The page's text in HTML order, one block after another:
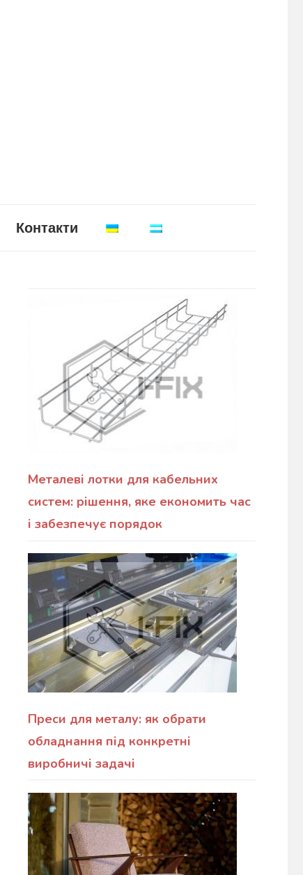
Контакти
Металеві лотки для кабельних
систем: рішення, яке економить час
і забезпечує порядок
Преси для металу: як обрати
обладнання під конкретні
виробничі задачі